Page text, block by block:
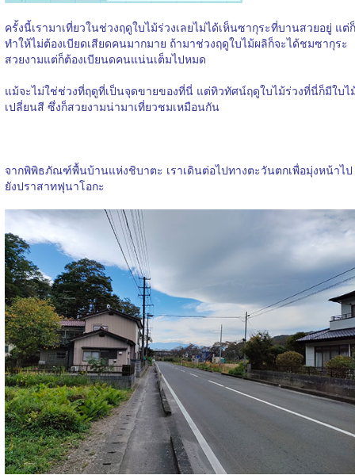
ครั้งนี้เรามาเที่ยวในช่วงฤดูใบไม้ร่วงเลยไม่ได้เห็นซากุระที่บานสวยอยู่ แต่ก็
ทำให้ไม่ต้องเบียดเสียดคนมากมาย ถ้ามาช่วงฤดูใบไม้ผลิก็จะได้ชมซากุระ
สวยงามแต่ก็ต้องเบียนดคนแน่นเต็มไปหมด
แม้จะไม่ใช่ช่วงที่ฤดูที่เป็นจุดขายของที่นี่ แต่ทิวทัศน์ฤดูใบไม้ร่วงที่นี่ก็มีใบไ
เปลี่ยนสี ซึ่งก็สวยงามน่ามาเที่ยวชมเหมือนกัน
จากพิพิธภัณฑ์พื้นบ้านแห่งชิบาตะ เราเดินต่อไปทางตะวันตกเพื่อมุ่งหน้าไป
ยังปราสาทฟุนาโอกะ